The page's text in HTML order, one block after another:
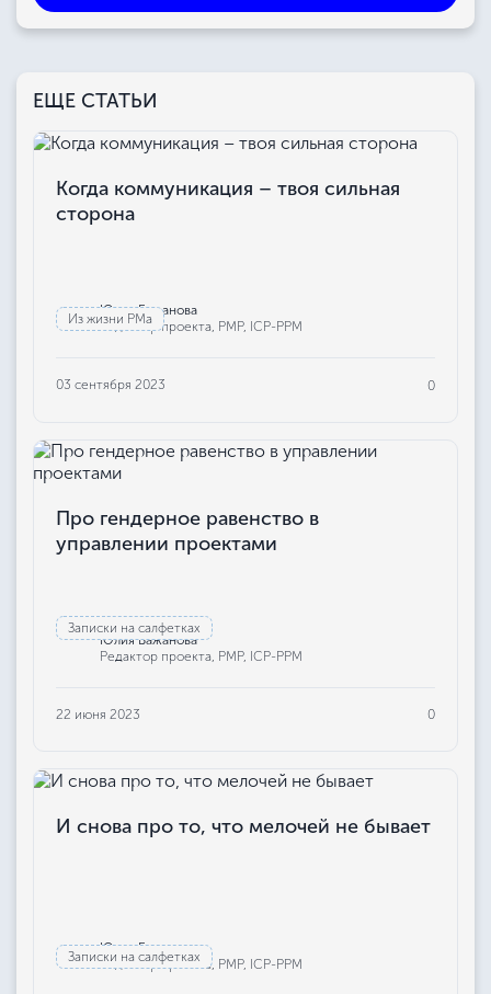
ЕЩЕ СТАТЬИ
Из жизни РМа
Когда коммуникация – твоя сильная
сторона
Юлия Бажанова
Редактор проекта, РМР, ICP-PPM
03 сентября 2023 0
Записки на салфетках
Про гендерное равенство в
управлении проектами
Юлия Бажанова
Редактор проекта, РМР, ICP-PPM
22 июня 2023 0
Записки на салфетках
И снова про то, что мелочей не бывает
Юлия Бажанова
Редактор проекта, РМР, ICP-PPM